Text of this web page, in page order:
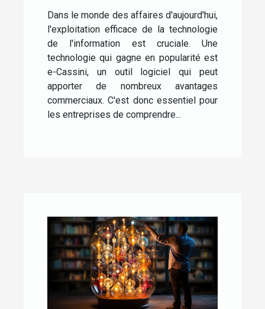
Dans le monde des affaires d'aujourd'hui,
l'exploitation efficace de la technologie
de l'information est cruciale. Une
technologie qui gagne en popularité est
e-Cassini, un outil logiciel qui peut
apporter de nombreux avantages
commerciaux. C'est donc essentiel pour
les entreprises de comprendre...